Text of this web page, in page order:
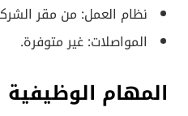
نظام العمل: من مقر
المواصلات: غير متوفرة.
المهام الوظيفية